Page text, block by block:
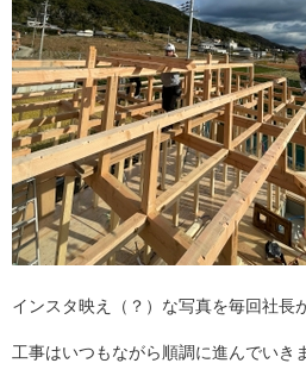
インスタ映え（？）な写真を毎回社長
工事はいつもながら順調に進んでいき